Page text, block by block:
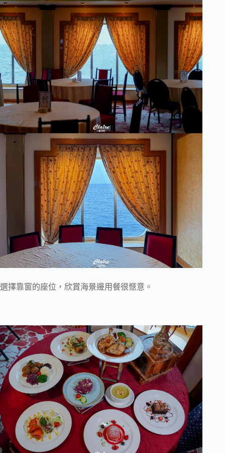
選擇靠窗的座位，欣賞海景邊用餐很愜意。